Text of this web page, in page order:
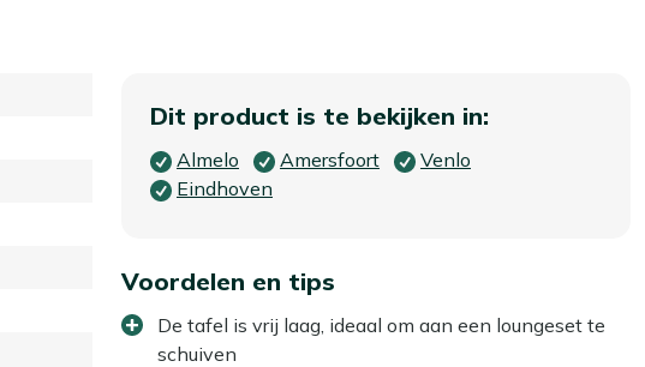
Dit product is te bekijken in:
Almelo Amersfoort
Venlo
Eindhoven
Voordelen en tips
De tafel is vrij laag, ideaal om aan een loungeset te
schuiven